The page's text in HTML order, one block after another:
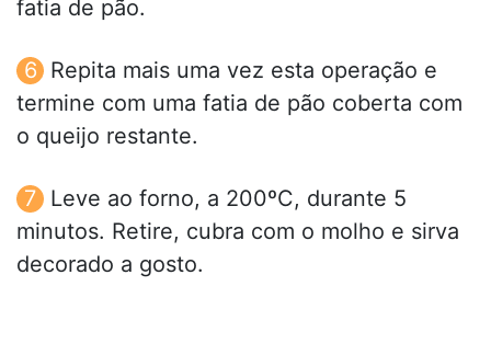
fatia de pão.
Repita mais uma vez esta operação e
termine com uma fatia de pão coberta com
o queijo restante.
Leve ao forno, a 200ºC, durante 5
minutos. Retire, cubra com o molho e sirva
decorado a gosto.